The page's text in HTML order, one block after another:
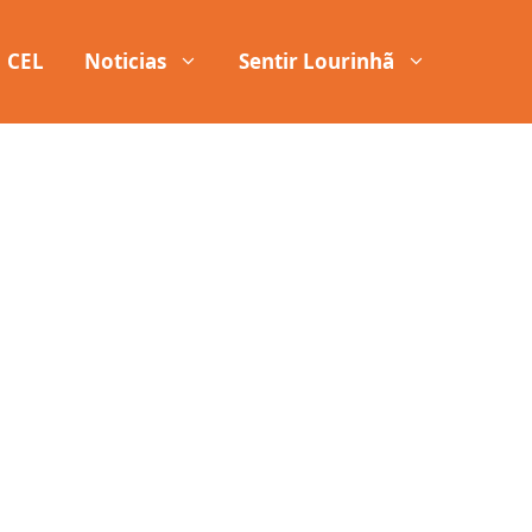
CEL Noticias Sentir Lourinhã